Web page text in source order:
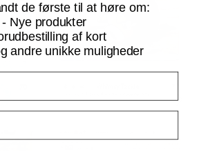
de første til at høre om:
- Nye produkter
af kort
andre unikke muligheder